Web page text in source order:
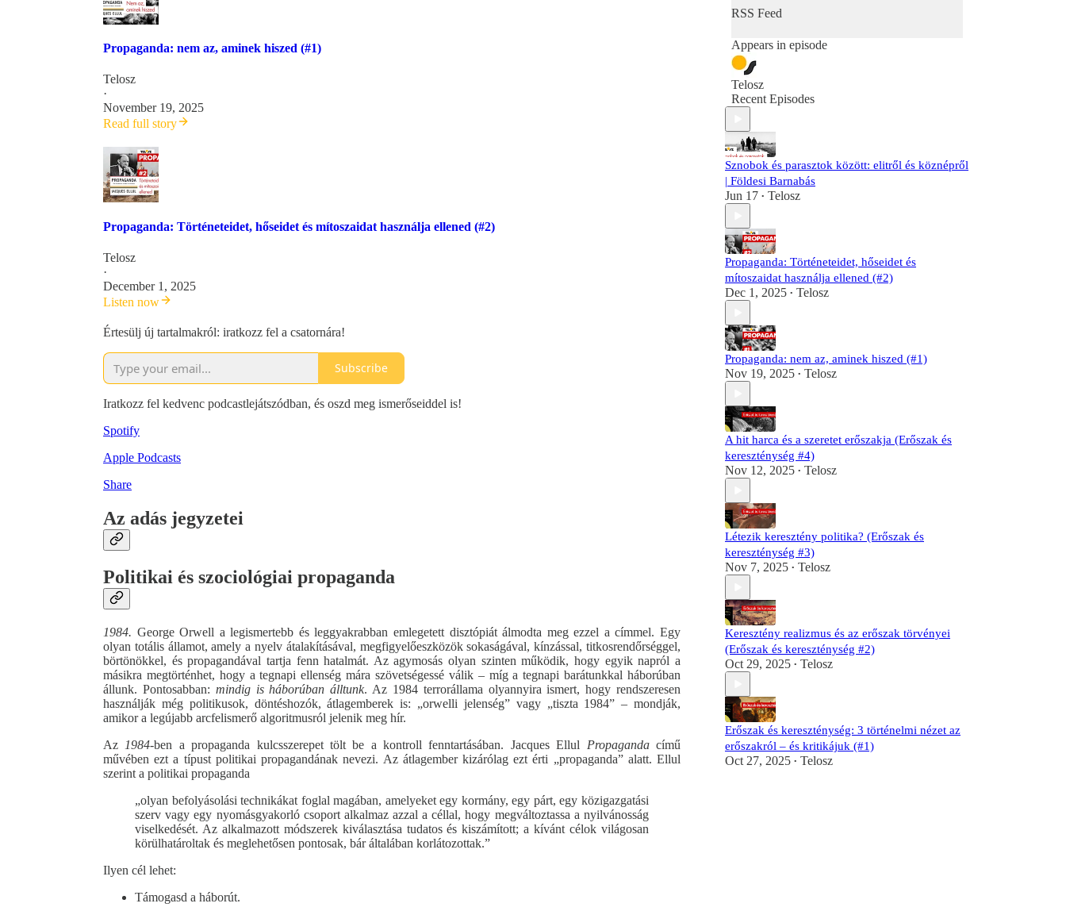
Propaganda: nem az, aminek hiszed (#1)
Telosz
·
November 19, 2025
Read full story
Propaganda: Történeteidet, hőseidet és mítoszaidat használja ellened (#2)
Telosz
·
December 1, 2025
Listen now
Értesülj új tartalmakról: iratkozz fel a csatornára!
Subscribe
Iratkozz fel kedvenc podcastlejátszódban, és oszd meg ismerőseiddel is!
Spotify
Apple Podcasts
Share
Az adás jegyzetei
Politikai és szociológiai propaganda
1984. George Orwell a legismertebb és leggyakrabban emlegetett disztópiát álmodta meg ezzel a címmel. Egy
olyan totális államot, amely a nyelv átalakításával, megfigyelőeszközök sokaságával, kínzással, titkosrendőrséggel,
börtönökkel, és propagandával tartja fenn hatalmát. Az agymosás olyan szinten működik, hogy egyik napról a
másikra megtörténhet, hogy a tegnapi ellenség mára szövetségessé válik – míg a tegnapi barátunkkal háborúban
állunk. Pontosabban: mindig is háborúban álltunk. Az 1984 terrorállama olyannyira ismert, hogy rendszeresen
használják még politikusok, döntéshozók, átlagemberek is: „orwelli jelenség” vagy „tiszta 1984” – mondják,
amikor a legújabb arcfelismerő algoritmusról jelenik meg hír.
Az 1984-ben a propaganda kulcsszerepet tölt be a kontroll fenntartásában. Jacques Ellul Propagandacímű
művében ezt a típust politikai propagandának nevezi. Az átlagember kizárólag ezt érti „propaganda” alatt. Ellul
szerint a politikai propaganda
„olyan befolyásolási technikákat foglal magában, amelyeket egy kormány, egy párt, egy közigazgatási
szerv vagy egy nyomásgyakorló csoport alkalmaz azzal a céllal, hogy megváltoztassa a nyilvánosság
viselkedését. Az alkalmazott módszerek kiválasztása tudatos és kiszámított; a kívánt célok világosan
körülhatároltak és meglehetősen pontosak, bár általában korlátozottak.”
Ilyen cél lehet:
Támogasd a háborút.
RSS Feed
Appears in episode
Telosz
Recent Episodes
Sznobok és parasztok között: elitről és köznépről
| Földesi Barnabás
Jun 17 • Telosz
Propaganda: Történeteidet, hőseidet és
mítoszaidat használja ellened (#2)
Dec 1, 2025 • Telosz
Propaganda: nem az, aminek hiszed (#1)
Nov 19, 2025 • Telosz
A hit harca és a szeretet erőszakja (Erőszak és
kereszténység #4)
Nov 12, 2025 • Telosz
Létezik keresztény politika? (Erőszak és
kereszténység #3)
Nov 7, 2025 • Telosz
Keresztény realizmus és az erőszak törvényei
(Erőszak és kereszténység #2)
Oct 29, 2025 • Telosz
Erőszak és kereszténység: 3 történelmi nézet az
erőszakról – és kritikájuk (#1)
Oct 27, 2025 • Telosz